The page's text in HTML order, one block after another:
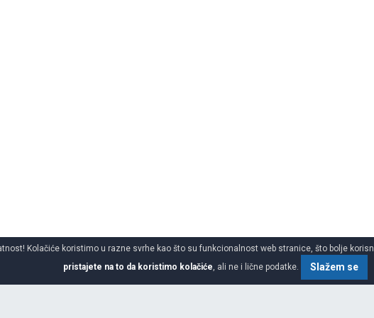
Kolačiće koristimo u razne svrhe kao što su funkcionalnost web stranice, što bolje
pristajete na to da koristimo kolačiće , ali ne i lične podatke. Slažem se